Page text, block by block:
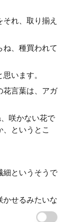
れ、取り揃え
ね、種買われて
います。
花言葉は、アガ
咲かない花で
というとこ
細というそうで
かせるみたいな